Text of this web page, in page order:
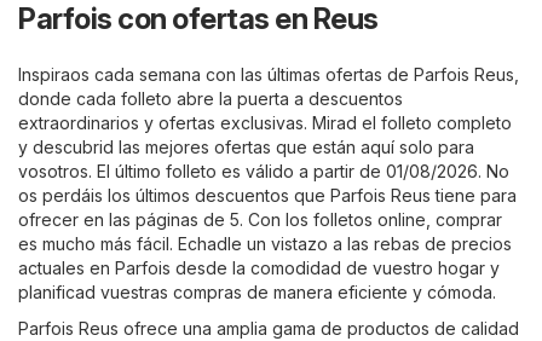
Parfois con ofertas en Reus
Inspiraos cada semana con las últimas ofertas de Parfois Reus,
donde cada folleto abre la puerta a descuentos
extraordinarios y ofertas exclusivas. Mirad el folleto completo
y descubrid las mejores ofertas que están aquí solo para
vosotros. El último folleto es válido a partir de 01/08/2026. No
os perdáis los últimos descuentos que Parfois Reus tiene para
ofrecer en las páginas de 5. Con los folletos online, comprar
es mucho más fácil. Echadle un vistazo a las rebas de precios
actuales en Parfois desde la comodidad de vuestro hogar y
planificad vuestras compras de manera eficiente y cómoda.
Parfois Reus ofrece una amplia gama de productos de calidad